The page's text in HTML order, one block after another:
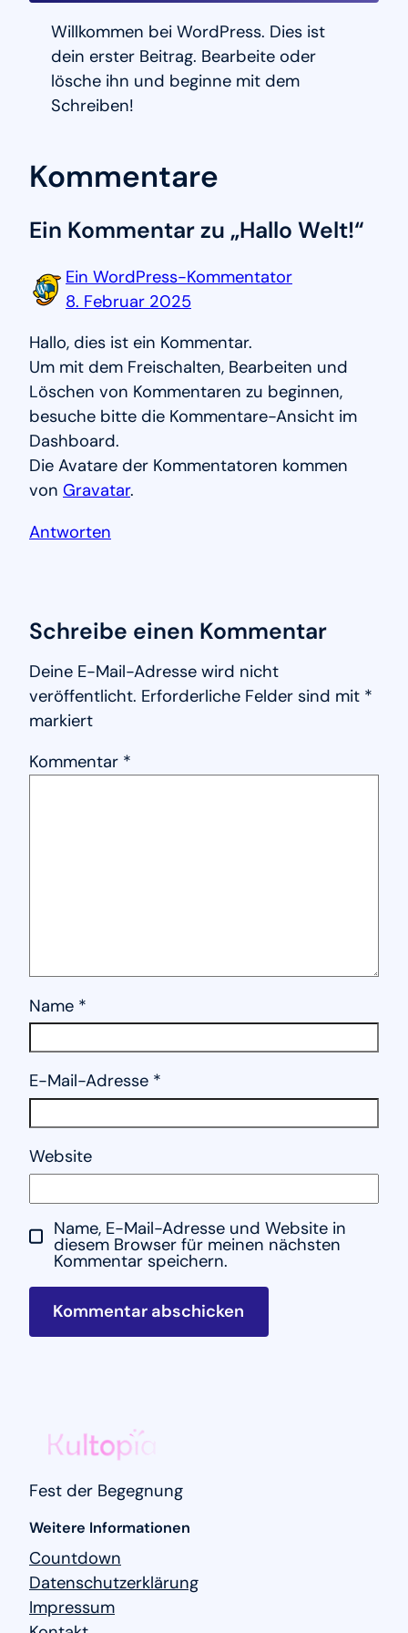
Willkommen bei WordPress. Dies ist
dein erster Beitrag. Bearbeite oder
lösche ihn und beginne mit dem
Schreiben!
Kommentare
Ein Kommentar zu „Hallo Welt!“
Ein WordPress-Kommentator
8. Februar 2025
Hallo, dies ist ein Kommentar.
Um mit dem Freischalten, Bearbeiten und
Löschen von Kommentaren zu beginnen,
besuche bitte die Kommentare-Ansicht im
Dashboard.
Die Avatare der Kommentatoren kommen
von Gravatar.
Antworten
Schreibe einen Kommentar
Deine E-Mail-Adresse wird nicht
veröffentlicht. Erforderliche Felder sind mit *
markiert
Kommentar *
Name *
E-Mail-Adresse *
Website
Name, E-Mail-Adresse und Website in
diesem Browser für meinen nächsten
Kommentar speichern.
Fest der Begegnung
Weitere Informationen
Countdown
Datenschutzerklärung
Impressum